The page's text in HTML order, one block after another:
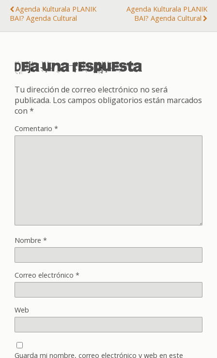
Agenda Kulturala PLANIK
BAI? Agenda Cultural
Agenda Kulturala PLANIK
BAI? Agenda Cultural
Deja una respuesta
Tu dirección de correo electrónico no será
publicada. Los campos obligatorios están marcados
con *
Comentario *
Nombre *
Correo electrónico *
Web
Guarda mi nombre, correo electrónico y web en este